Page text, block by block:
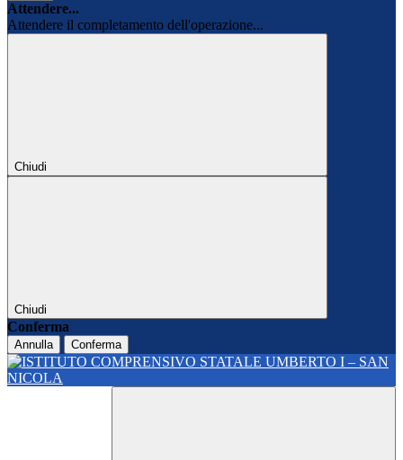
Attendere...
Attendere il completamento dell'operazione...
Chiudi
Chiudi
Conferma
Annulla Conferma